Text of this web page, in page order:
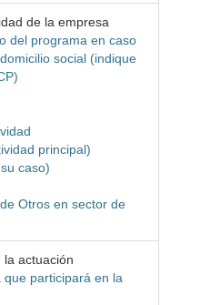
de la empresa
del programa en caso
social (indique
principal)
caso)
Otros en sector de
la actuación
participará en la